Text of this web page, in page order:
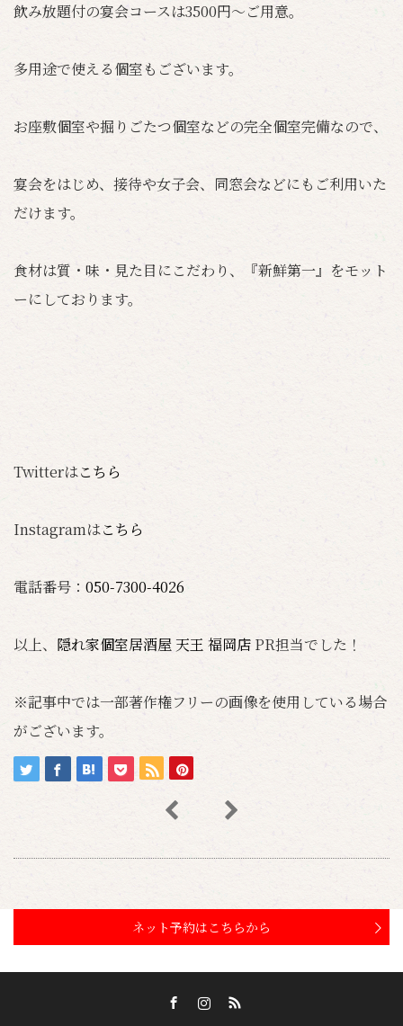
飲み放題付の宴会コースは3500円～ご用意。
多用途で使える個室もございます。
お座敷個室や掘りごたつ個室などの完全個室完備なので、
宴会をはじめ、接待や女子会、同窓会などにもご利用いた
だけます。
食材は質・味・見た目にこだわり、『新鮮第一』をモット
ーにしております。
Twitterはこちら
Instagramはこちら
電話番号： 050-7300-4026
以上、 隠れ家個室居酒屋 天王 福岡店 PR担当でした！
※記事中では一部著作権フリーの画像を使用している場合
がございます。
ネット予約はこちらから